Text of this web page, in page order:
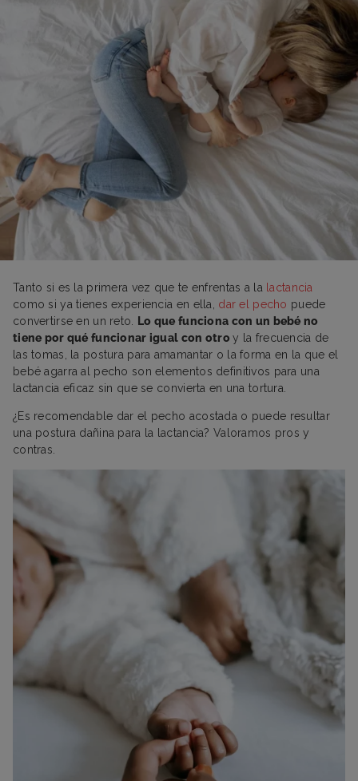
Tanto si es la primera vez que te enfrentas a la lactancia
como si ya tienes experiencia en ella, dar el pecho puede
convertirse en un reto.
Lo que funciona con un bebé no
tiene por qué funcionar igual con otroy la frecuencia de
las tomas, la postura para amamantar o la forma en la que el
bebé agarra al pecho son elementos definitivos para una
lactancia eficaz sin que se convierta en una tortura.
¿Es recomendable dar el pecho acostada o puede resultar
una postura dañina para la lactancia? Valoramos pros y
contras.